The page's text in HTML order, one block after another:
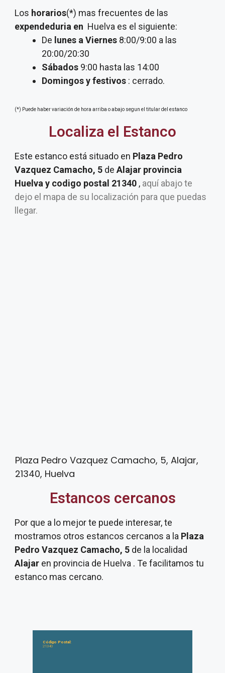
Los horarios(*) mas frecuentes de las
expendeduria en Huelva es el siguiente:
De lunes a Viernes 8:00/9:00 a las
20:00/20:30
Sábados 9:00 hasta las 14:00
Domingos y festivos : cerrado.
(*) Puede haber variación de hora arriba o abajo segun el titular del estanco
Localiza el Estanco
Este estanco está situado en Plaza Pedro
Vazquez Camacho, 5 de Alajar provincia
Huelva y codigo postal 21340 , aquí abajo te
dejo el mapa de su localización para que puedas
llegar.
Plaza Pedro Vazquez Camacho, 5, Alajar,
21340, Huelva
Estancos cercanos
Por que a lo mejor te puede interesar, te
mostramos otros estancos cercanos a la Plaza
Pedro Vazquez Camacho, 5 de la localidad
Alajar en provincia de Huelva . Te facilitamos tu
estanco mas cercano.
Código Postal:
21340